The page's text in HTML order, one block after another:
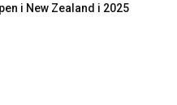
i New Zealand i 2025